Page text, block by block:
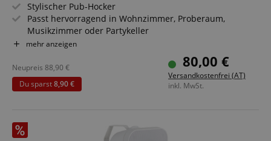
Stylischer Pub-Hocker
Passt hervorragend in Wohnzimmer, Proberaum,
Musikzimmer oder Partykeller
Runde, drehbare Sitzfläche aus schwarzem Kunstleder
Sitzhöhe: 63 cm, schwarze Fußstütze auf 24 cm Höhe
Vier stabile Beine aus Holz
Parkettschoner aus Filz an der Unterseite
mehr anzeigen
80,00 €
Versandkostenfrei (AT)
inkl. MwSt.
Neupreis 88,90 €
Du sparst8,90 €